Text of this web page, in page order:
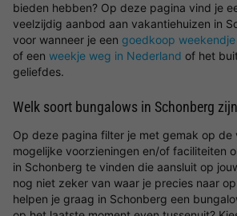
bieden hebben? Op deze pagina vind je
veelzijdig aanbod aan vakantiehuizen in
voor wanneer je een goedkoop
of een weekje weg in Nederland of het
geliefdes.
Welk soort bungalows in Schonberg
Op deze pagina filter je met gemak op de
mogelijke voorzieningen en/of faciliteiten
in Schonberg te vinden die aansluit op
nog niet zeker van waar je precies naar
helpen je graag in Schonberg een